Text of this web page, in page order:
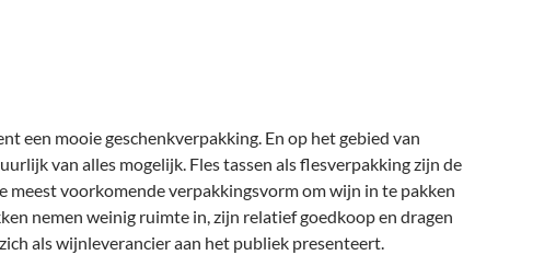
een mooie geschenkverpakking. En op het gebied van
van alles mogelijk. Fles tassen als flesverpakking zijn de
meest voorkomende verpakkingsvorm om wijn in te pakken
nemen weinig ruimte in, zijn relatief goedkoop en dragen
als wijnleverancier aan het publiek presenteert.